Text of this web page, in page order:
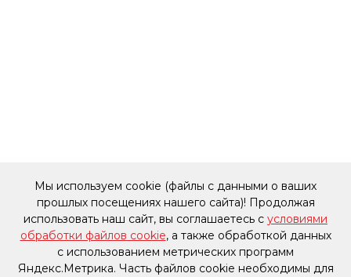
Мы используем cookie (файлы с данными о ваших
прошлых посещениях нашего сайта)! Продолжая
использовать наш сайт, вы соглашаетесь с условиями
обработки файлов cookie, а также обработкой данных
с использованием метрических программ
Яндекс.Метрика. Часть файлов cookie необходимы для